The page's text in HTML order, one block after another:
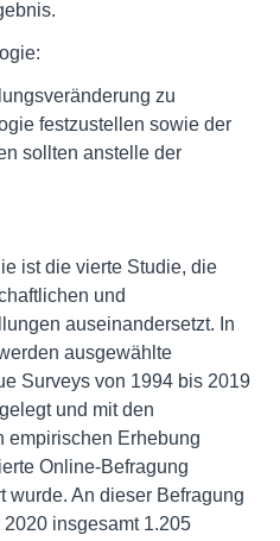
zu
festzustellen sowie der
sollten anstelle der
ist die vierte Studie, die
und
auseinandersetzt. In
ausgewählte
Surveys von 1994 bis 2019
und mit den
empirischen Erhebung
Online-Befragung
wurde. An dieser Befragung
insgesamt 1.205